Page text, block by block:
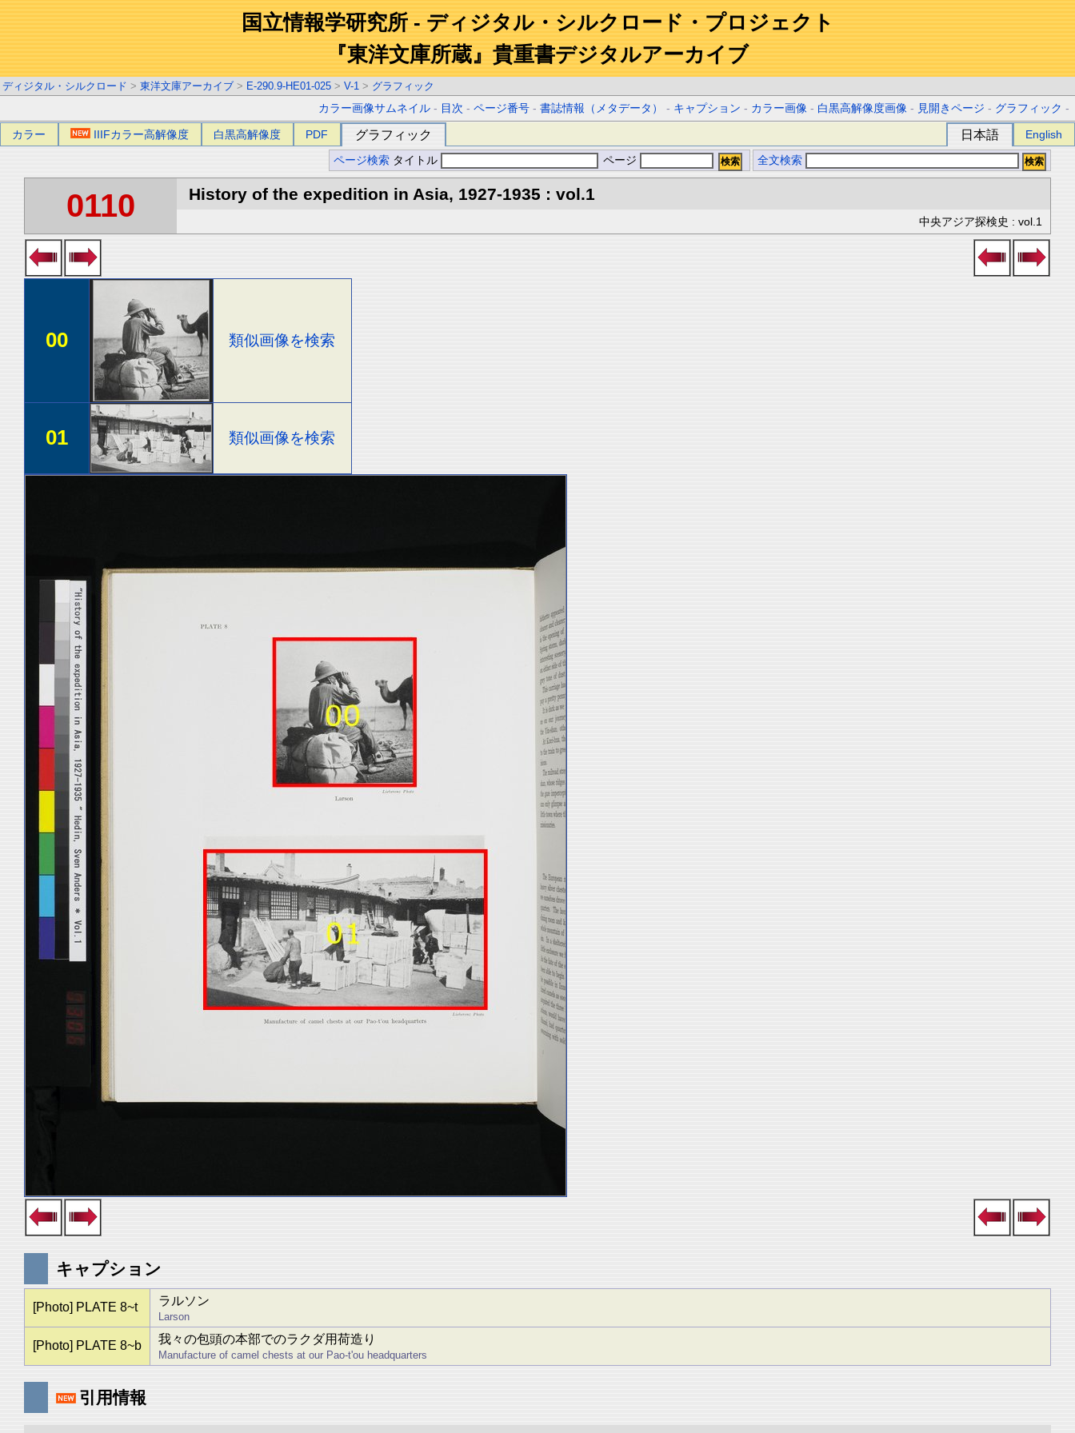
国立情報学研究所 - ディジタル・シルクロード・プロジェクト
『東洋文庫所蔵』貴重書デジタルアーカイブ
ディジタル・シルクロード > 東洋文庫アーカイブ > E-290.9-HE01-025 > V-1 > グラフィック
カラー画像サムネイル - 目次 -ページ番号 -書誌情報（メタデータ） - キャプション - カラー画像 - 白黒高解像度画像 - 見開きページ - グラフィック -
カラー IIIFカラー高解像度 白黒高解像度 PDF グラフィック 日本語 English
ページ検索 タイトル ページ 全文検索
0110 History of the expedition in Asia, 1927-1935 : vol.1
中央アジア探検史 : vol.1
00 類似画像を検索
01 類似画像を検索
キャプション
[Photo] PLATE 8~t ラルソン
Larson
[Photo] PLATE 8~b 我々の包頭の本部でのラクダ用荷造り
Manufacture of camel chests at our Pao-t'ou headquarters
引用情報